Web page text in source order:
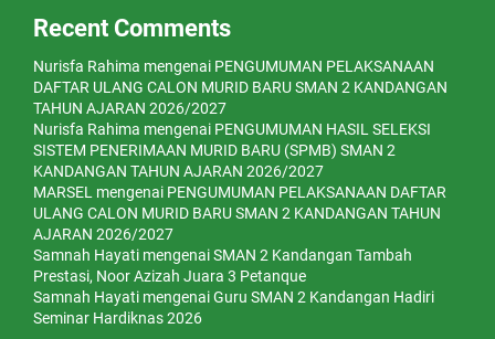
Recent Comments
Nurisfa Rahima mengenai PENGUMUMAN PELAKSANAAN
DAFTAR ULANG CALON MURID BARU SMAN 2 KANDANGAN
TAHUN AJARAN 2026/2027
Nurisfa Rahima mengenai PENGUMUMAN HASIL SELEKSI
SISTEM PENERIMAAN MURID BARU (SPMB) SMAN 2
KANDANGAN TAHUN AJARAN 2026/2027
MARSEL mengenai PENGUMUMAN PELAKSANAAN DAFTAR
ULANG CALON MURID BARU SMAN 2 KANDANGAN TAHUN
AJARAN 2026/2027
Samnah Hayati mengenaiSMAN 2 Kandangan Tambah
Prestasi, Noor Azizah Juara 3 Petanque
Samnah Hayati mengenaiGuru SMAN 2 Kandangan Hadiri
Seminar Hardiknas 2026